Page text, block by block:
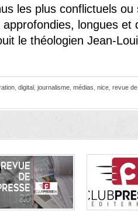
les plus conflictuels
longues et
le théologien Jean-
digital journalisme médias nice revue